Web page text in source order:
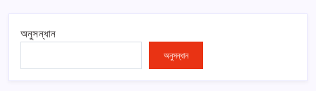
অনুসন্ধান
অনুসন্ধান